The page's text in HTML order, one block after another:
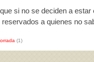
si no se deciden a
a quienes no
(1)